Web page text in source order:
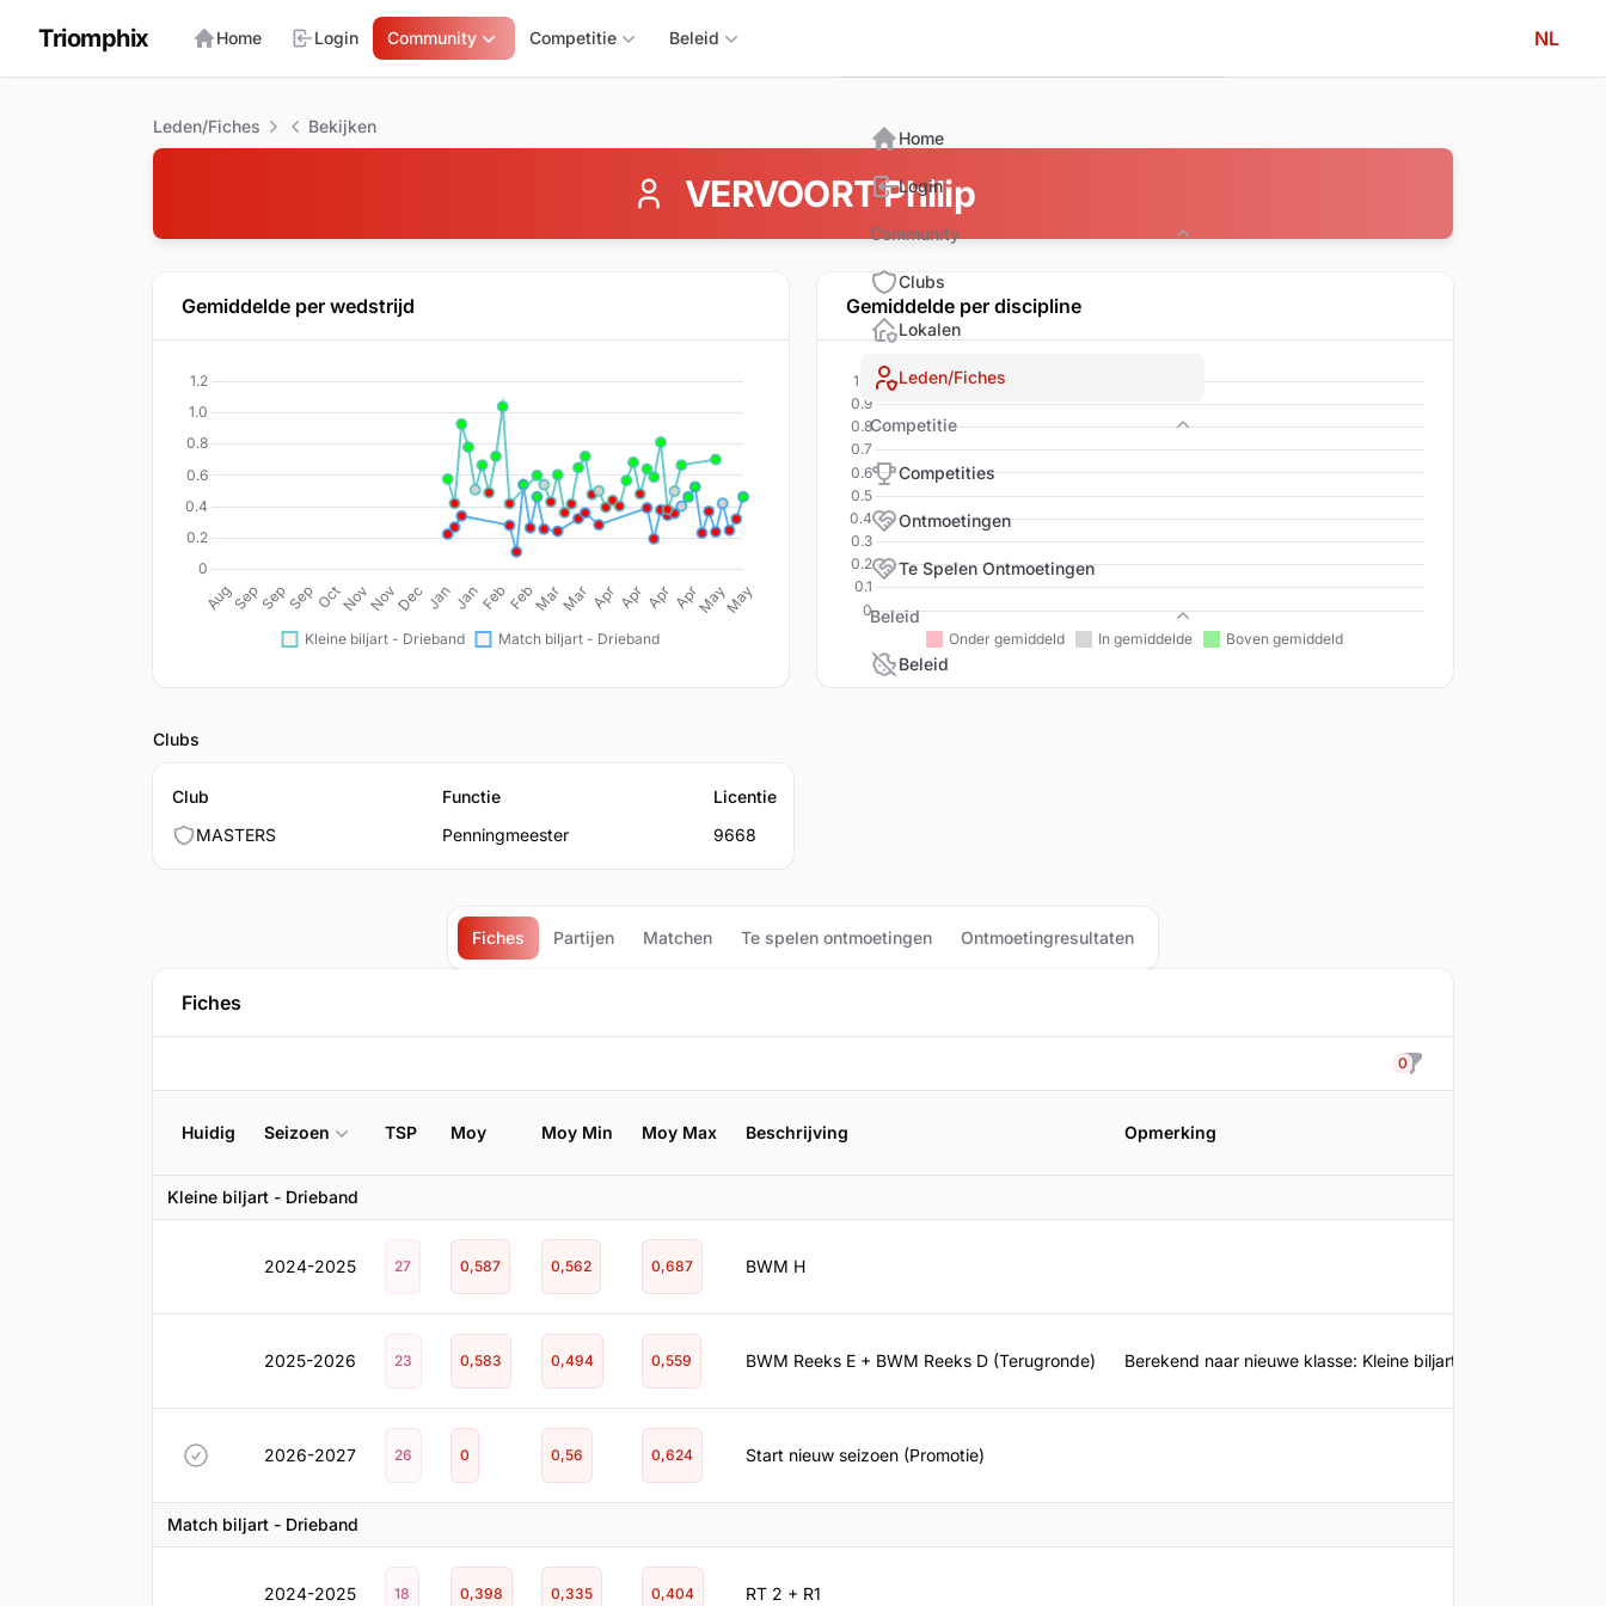
Triomphix Home Login Community Competitie Beleid NL
Leden/Fiches Bekijken
VERVOORT Philip
Gemiddelde per wedstrijd Gemiddelde per discipline
Clubs
Club
MASTERS
Functie
Penningmeester
Licentie
9668
Fiches Partijen Matchen Te spelen ontmoetingen Ontmoetingresultaten
Fiches
Filteren
0
Huidig Seizoen TSP Moy Moy Min Moy Max Beschrijving Opmerking
Kleine biljart - Drieband
2024-2025 27 0,587 0,562 0,687 BWM H
2025-2026 23 0,583 0,494 0,559 BWM Reeks E + BWM Reeks D (Terugronde) Berekend naar nieuwe klasse: Kleine biljart - Drieband - 2c
2026-2027 26 0 0,56 0,624 Start nieuw seizoen (Promotie)
Match biljart - Drieband
2024-2025 18 0,398 0,335 0,404 RT 2 + R1
Home
Login
Community
Community
Clubs
Lokalen
Leden/Fiches
Competitie
Competities
Ontmoetingen
Te Spelen Ontmoetingen
Beleid
Beleid
Beleid